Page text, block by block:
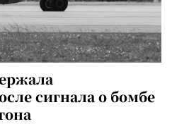
сигнала о бомбе